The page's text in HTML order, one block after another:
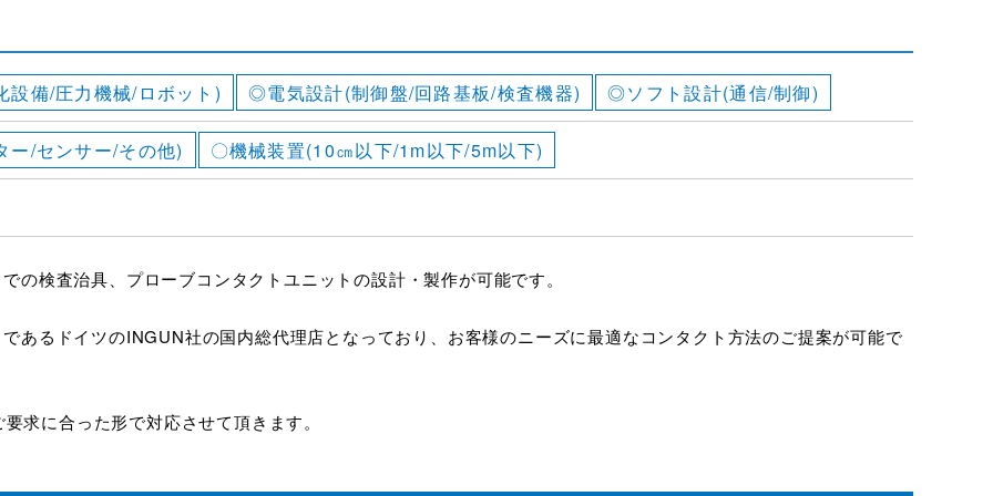
備/圧力機械/ロボット) ◎電気設計(制御盤/回路基板/検査機器) ◎ソフト設計(通信/制御)
ー/センサー/その他) 〇機械装置(10㎝以下/1m以下/5m以下)
の検査治具、プローブコンタクトユニットの設計・製作が可能です。
あるドイツのINGUN社の国内総代理店となっており、お客様のニーズに最適なコンタクト方法のご提案が可能で
求に合った形で対応させて頂きます。